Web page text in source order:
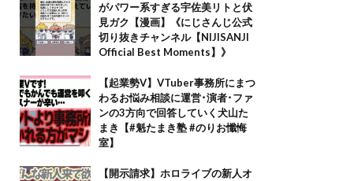
がパワー系すぎる宇佐美リトと伏
見ガク【漫画】《にじさんじ公式
切り抜きチャンネル【NIJISANJI
Official Best Moments】》
【起業勢V】VTuber事務所にまつ
わるお悩み相談に運営･演者･ファ
ンの3方向で回答していく犬山た
まき【#魁たまき塾 #のりお懺悔
室】
【開示請求】ホロライブの新人オ